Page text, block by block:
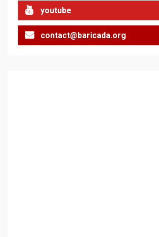
youtube
contact@baricada.org